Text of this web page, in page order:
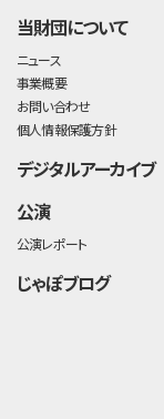
当財団について
ニュース
事業概要
お問い合わせ
個人情報保護方針
デジタルアーカイブ
公演
公演レポート
じゃぽブログ